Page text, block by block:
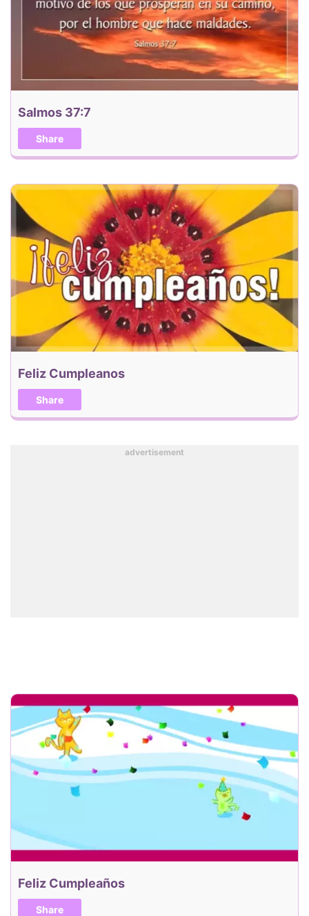
Salmos 37:7
Share
Feliz Cumpleanos
Share
advertisement
Feliz Cumpleaños
Share